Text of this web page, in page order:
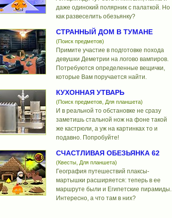
даже одинокий полярник с палаткой. Но
как развеселить обезьянку?
СТРАННЫЙ ДОМ В ТУМАНЕ
(Поиск предметов)
Примите участие в подготовке похода
девушки Деметрии на логово вампиров.
Потребуются определенные вещички,
которые Вам поручается найти.
КУХОННАЯ УТВАРЬ
(Поиск предметов, Для планшета)
И в реальной то обстановке не сразу
заметишь стальной нож на фоне такой
же кастрюли, а уж на картинках то и
подавно. Попробуйте!
СЧАСТЛИВАЯ ОБЕЗЬЯНКА 62
(Квесты, Для планшета)
География путешествий плаксы-
мартышки расширяется: теперь в ее
маршруте были и Египетские пирамиды.
Интересно, а что там в них?